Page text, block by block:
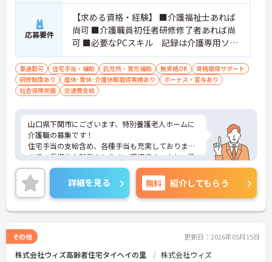
応募要件
【求める資格・経験】 ■介護福祉士あれば
尚可 ■介護職員初任者研修修了者あれば尚
可 ■必要なPCスキル 記録は介護専用ソフ
ト(ワイズマン)を使用しています。
車通勤可 住宅手当・補助 託児所・育児補助 無資格OK
資格取得サポート
研修制度あり
産休･育休･介護休暇取得実績あり
ボーナス・賞与あり
社会保険完備
交通費支給
山口県下関市にございます、特別養護老人ホームに
介護職の募集です！
住宅手当の支給含め、各種手当も充実しております
ので、長期的な就業をしやすい環境です。また、託
児所がございますので、子育て中の方も安心してご
就業頂けます。
ご興味のある方は、マイナビ介護職までお問い合わ
せください。
詳細を見る 無料 紹介してもらう
その他 更新日：2026年05月15日
株式会社ウィズ高齢者住宅タイヘイの里 株式会社ウィズ